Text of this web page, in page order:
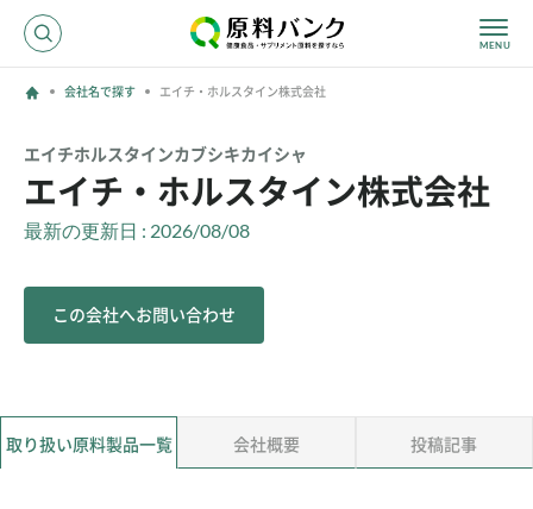
ホーム
効果・効能で探す 会社名で探す
新規登録
会社名で探す エイチ・ホルスタイン株式会社
エイチホルスタインカブシキカイシャ
エイチ・ホルスタイン株式会社
最新の更新日 : 2026/08/08
この会社へお問い合わせ
取り扱い原料製品一覧 会社概要 投稿記事